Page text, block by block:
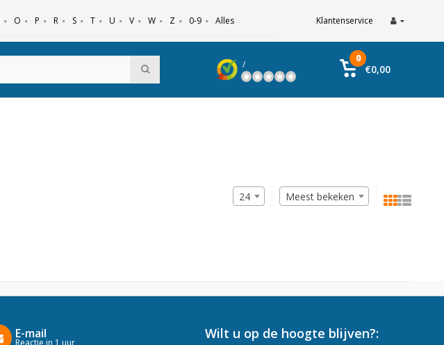
O P R S T U V W Z 0-9 Alles Klantenservice
/
0
€0,00
Meest bekeken
24
E-mail Wilt u op de hoogte blijven?: